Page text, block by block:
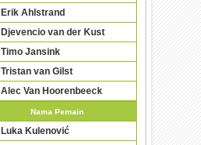
Erik Ahlstrand
Djevencio van der Kust
Timo Jansink
Tristan van Gilst
Alec Van Hoorenbeeck
Nama Pemain
Luka Kulenović